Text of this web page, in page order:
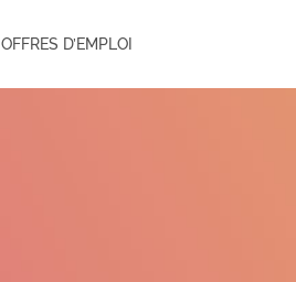
OFFRES D’EMPLOI